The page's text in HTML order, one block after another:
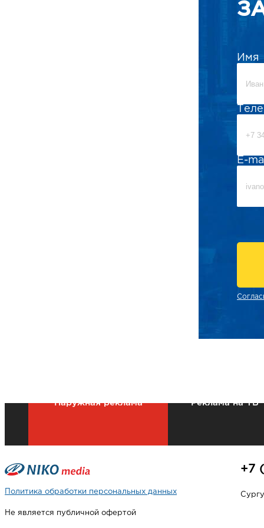
Имя
E-
Наружная реклама Реклама на ТВ
Политика обработки персональных данных
Не является публичной офертой
+7